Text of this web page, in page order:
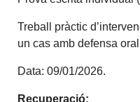
Treball pràctic
un cas amb defensa
Data: 09/01/2026.
Recuperació: